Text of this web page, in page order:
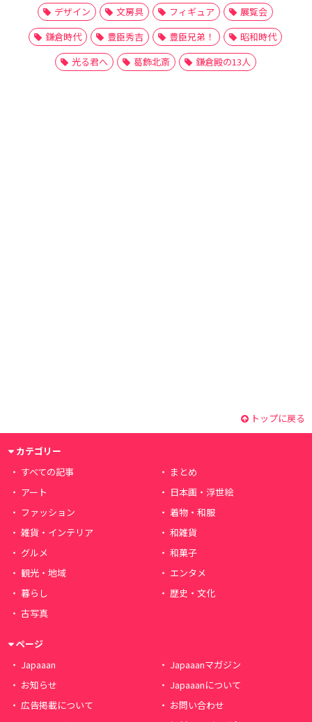
デザイン
文房具 フィギュア
展覧会
鎌倉時代
豊臣秀吉 豊臣兄弟！
昭和時代
光る君へ
葛飾北斎 鎌倉殿の13人
トップに戻る
カテゴリー
すべての記事
まとめ
アート
日本画・浮世絵
ファッション
着物・和服
雑貨・インテリア
和雑貨
グルメ
和菓子
観光・地域
エンタメ
暮らし
歴史・文化
古写真
ページ
Japaaan
Japaaanマガジン
お知らせ
Japaaanについて
広告掲載について
お問い合わせ